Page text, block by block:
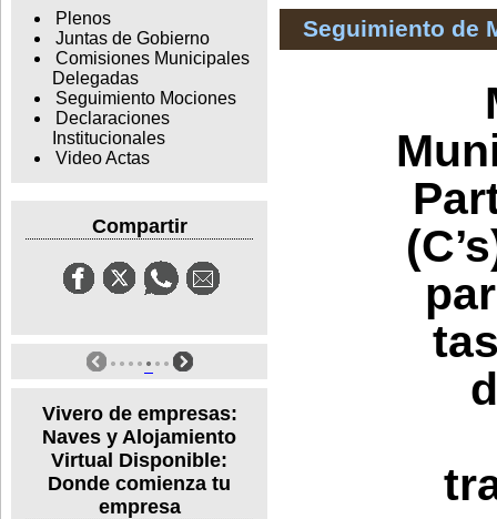
Plenos
Juntas de Gobierno
Comisiones Municipales
Delegadas
Seguimiento Mociones
Declaraciones
Institucionales
Video Actas
Compartir
Vivero de empresas:
Naves y Alojamiento
Virtual Disponible:
Donde comienza tu
empresa
Seguimiento de